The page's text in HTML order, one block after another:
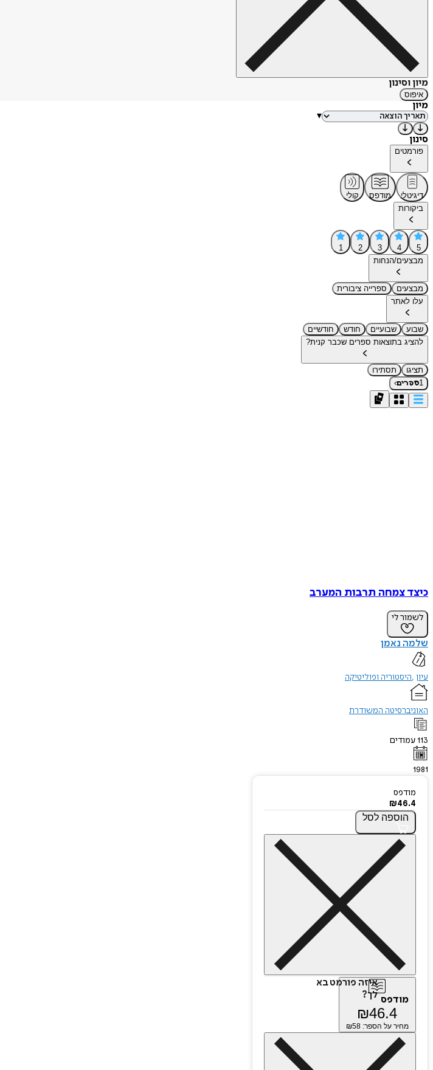
מיון וסינון
איפוס
מיון
▾
סינון
פורמטים
דיגיטלי מודפס
קולי
ביקורות
5
4
3
2
1
מבצעים/הנחות
מבצעים
ספרייה ציבורית
עלו לאתר
שבוע שבועיים חודש
חודשיים
להציג בתוצאות ספרים שכבר קנית?
תציגו
תסתירו
1ספרים›
כיצד צמחה תרבות המערב
לשמור לי
שלמה נאמן
עיון היסטוריה ופוליטיקה
האוניברסיטה המשודרת
113עמודים
1981
מודפס
₪46.4
הוספה לסל
איזה פורמט בא
לך? מודפס
₪46.4
מחיר על הספר: ₪58